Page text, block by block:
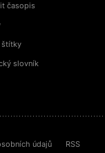
časopis
štítky
slovník
údajů RSS